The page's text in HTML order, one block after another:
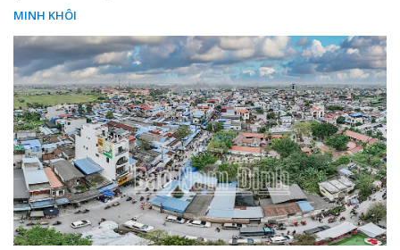
MINH KHÔI